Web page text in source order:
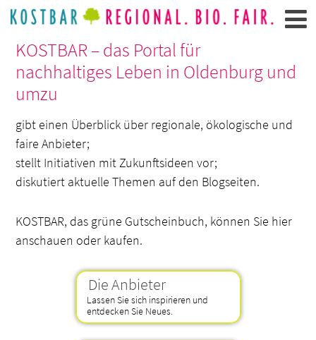
KOSTBAR – das Portal für
nachhaltiges Leben in Oldenburg und
umzu
gibt einen Überblick über regionale, ökologische und
faire Anbieter;
stellt Initiativen mit Zukunftsideen vor;
diskutiert aktuelle Themen auf den Blogseiten.
KOSTBAR, das grüne Gutscheinbuch, können Sie hier
anschauen oder kaufen.
Die Anbieter
Lassen Sie sich inspirieren und
entdecken Sie Neues.